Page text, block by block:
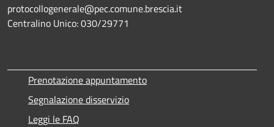
protocollogenerale@pec.comune.brescia.it
Centralino Unico: 030/29771
Prenotazione appuntamento
Segnalazione disservizio
Leggi le FAQ